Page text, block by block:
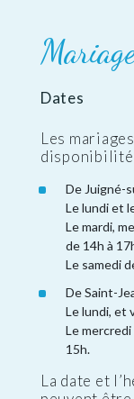
Dates
Les
De Juigné-
Le lundi et
Le mardi,
de 14h à
Le samedi
De Saint-
Le lundi, et
Le
15h.
La date et